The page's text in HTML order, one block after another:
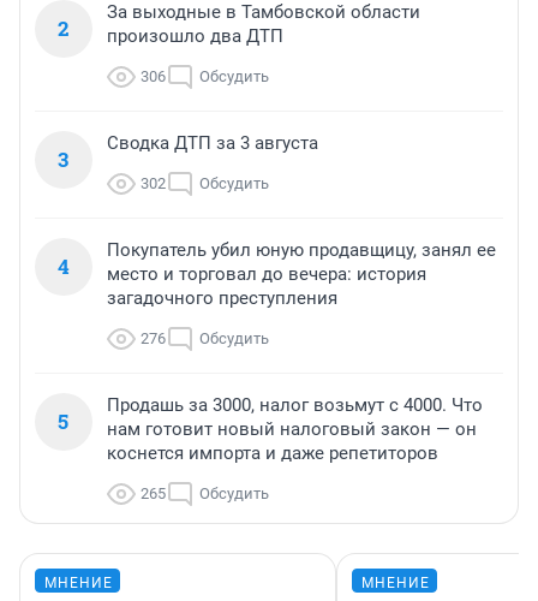
2
За выходные в Тамбовской области
произошло два ДТП
306 Обсудить
3
Сводка ДТП за 3 августа
302 Обсудить
4
Покупатель убил юную продавщицу, занял ее
место и торговал до вечера: история
загадочного преступления
276 Обсудить
5
Продашь за 3000, налог возьмут с 4000. Что
нам готовит новый налоговый закон — он
коснется импорта и даже репетиторов
265 Обсудить
МНЕНИЕ МНЕНИЕ